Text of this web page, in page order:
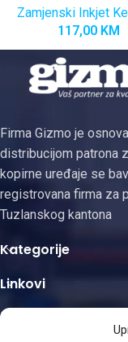
Zamjenski Inkjet
117,00 KM
Firma Gizmo je
distribucijom patrona
kopirne uređaje se
registrovana firma za
Tuzlanskog kantona
Kategorije
Linkovi
Kontakt informacije